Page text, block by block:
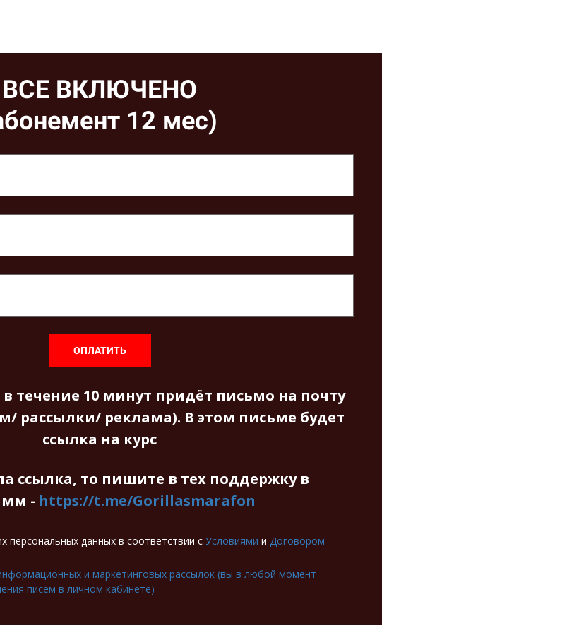
ВСЕ ВКЛЮЧЕНО
12 мес)
ОПЛАТИТЬ
течение 10 минут придёт письмо на почту
рассылки/ реклама). В этом письме будет
ссылка на курс
ссылка, то пишите в тех поддержку в
- https://t.me/Gorillasmarafon
персональных данных в соответствии с Условиями и Договором
и маркетинговых рассылок (вы в любой момент
писем в личном кабинете)